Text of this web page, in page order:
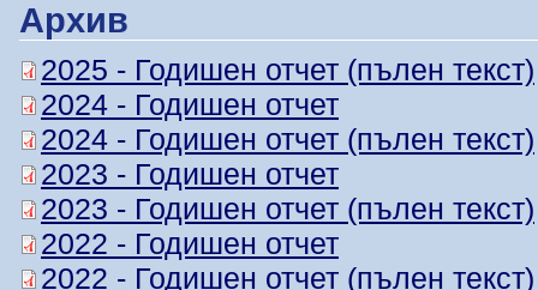
Архив
2025 - Годишен отчет (пълен текст)
2024 - Годишен отчет
2024 - Годишен отчет (пълен текст)
2023 - Годишен отчет
2023 - Годишен отчет (пълен текст)
2022 - Годишен отчет
2022 - Годишен отчет (пълен текст)